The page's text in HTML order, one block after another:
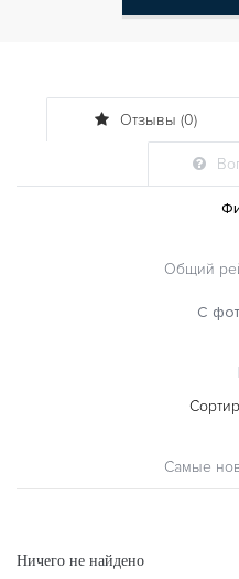
Отзывы (0)
Общий
С
Самые
Ничего не найдено